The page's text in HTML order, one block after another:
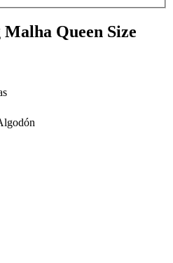
Queen Size